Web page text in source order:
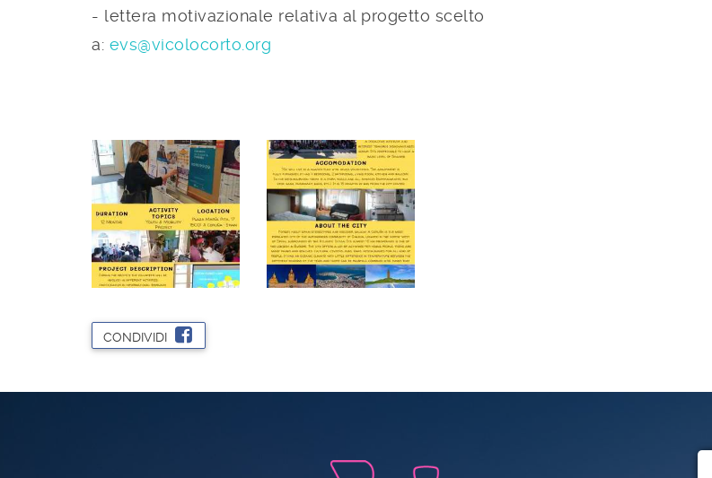
- lettera motivazionale relativa al progetto scelto
a: evs@vicolocorto.org
CONDIVIDI